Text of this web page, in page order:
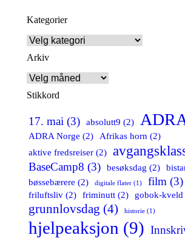
Kategorier
Kategorier
Arkiv
Arkiv
Stikkord
17. mai (3) absolutt9 (2)
ADRA Norge (2) Afrikas horn (2)
aktive fredsreiser (2)
BaseCamp8 (3) besøksdag (2)
bøssebærere (2) digitale flater (1) film (3)
friluftsliv (2) friminutt (2) gobok-kveld
grunnlovsdag (4) historie (1)
hjelpeaksjon (9)